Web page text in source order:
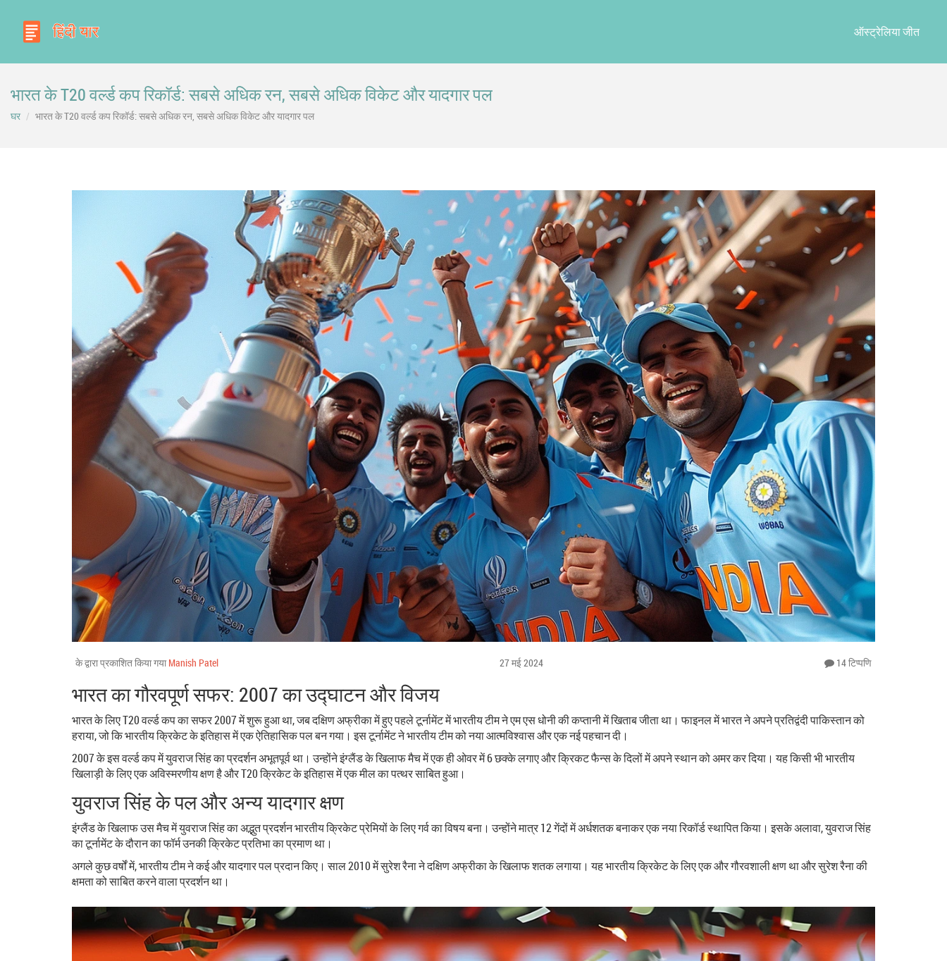
ऑस्ट्रेलिया जीत
भारत के T20 वर्ल्ड कप रिकॉर्ड: सबसे अधिक रन, सबसे अधिक विकेट और यादगार पल
घर भारत के T20 वर्ल्ड कप रिकॉर्ड: सबसे अधिक रन, सबसे अधिक विकेट और यादगार पल
के द्वारा प्रकाशित किया गया Manish Patel 27 मई 2024 14 टिप्पणि
भारत का गौरवपूर्ण सफर: 2007 का उद्घाटन और विजय
भारत के लिए T20 वर्ल्ड कप का सफर 2007 में शुरू हुआ था, जब दक्षिण अफ्रीका में हुए पहले टूर्नामेंट में भारतीय टीम ने एम एस धोनी की कप्तानी में खिताब जीता था। फाइनल में भारत ने अपने प्रतिद्वंदी पाकिस्तान को
हराया, जो कि भारतीय क्रिकेट के इतिहास में एक ऐतिहासिक पल बन गया। इस टूर्नामेंट ने भारतीय टीम को नया आत्मविश्वास और एक नई पहचान दी।
2007 के इस वर्ल्ड कप में युवराज सिंह का प्रदर्शन अभूतपूर्व था। उन्होंने इंग्लैंड के खिलाफ मैच में एक ही ओवर में 6 छक्के लगाए और क्रिकट फैन्स के दिलों में अपने स्थान को अमर कर दिया। यह किसी भी भारतीय
खिलाड़ी के लिए एक अविस्मरणीय क्षण है और T20 क्रिकेट के इतिहास में एक मील का पत्थर साबित हुआ।
युवराज सिंह के पल और अन्य यादगार क्षण
इंग्लैंड के खिलाफ उस मैच में युवराज सिंह का अद्भुत प्रदर्शन भारतीय क्रिकेट प्रेमियों के लिए गर्व का विषय बना। उन्होंने मात्र 12 गेंदों में अर्धशतक बनाकर एक नया रिकॉर्ड स्थापित किया। इसके अलावा, युवराज सिंह
का टूर्नामेंट के दौरान का फॉर्म उनकी क्रिकेट प्रतिभा का प्रमाण था।
अगले कुछ वर्षों में, भारतीय टीम ने कई और यादगार पल प्रदान किए। साल 2010 में सुरेश रैना ने दक्षिण अफ्रीका के खिलाफ शतक लगाया। यह भारतीय क्रिकेट के लिए एक और गौरवशाली क्षण था और सुरेश रैना की
क्षमता को साबित करने वाला प्रदर्शन था।